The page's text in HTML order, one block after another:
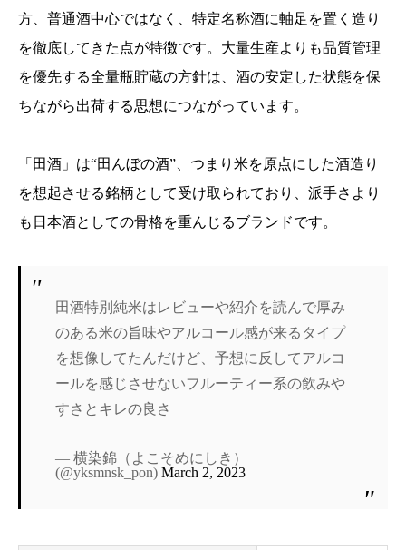
方、普通酒中心ではなく、特定名称酒に軸足を置く造り
を徹底してきた点が特徴です。大量生産よりも品質管理
を優先する全量瓶貯蔵の方針は、酒の安定した状態を保
ちながら出荷する思想につながっています。
「田酒」は“田んぼの酒”、つまり米を原点にした酒造り
を想起させる銘柄として受け取られており、派手さより
も日本酒としての骨格を重んじるブランドです。
田酒特別純米はレビューや紹介を読んで厚み
のある米の旨味やアルコール感が来るタイプ
を想像してたんだけど、予想に反してアルコ
ールを感じさせないフルーティー系の飲みや
すさとキレの良さ
— 横染錦（よこそめにしき）
(@yksmnsk_pon)March 2, 2023